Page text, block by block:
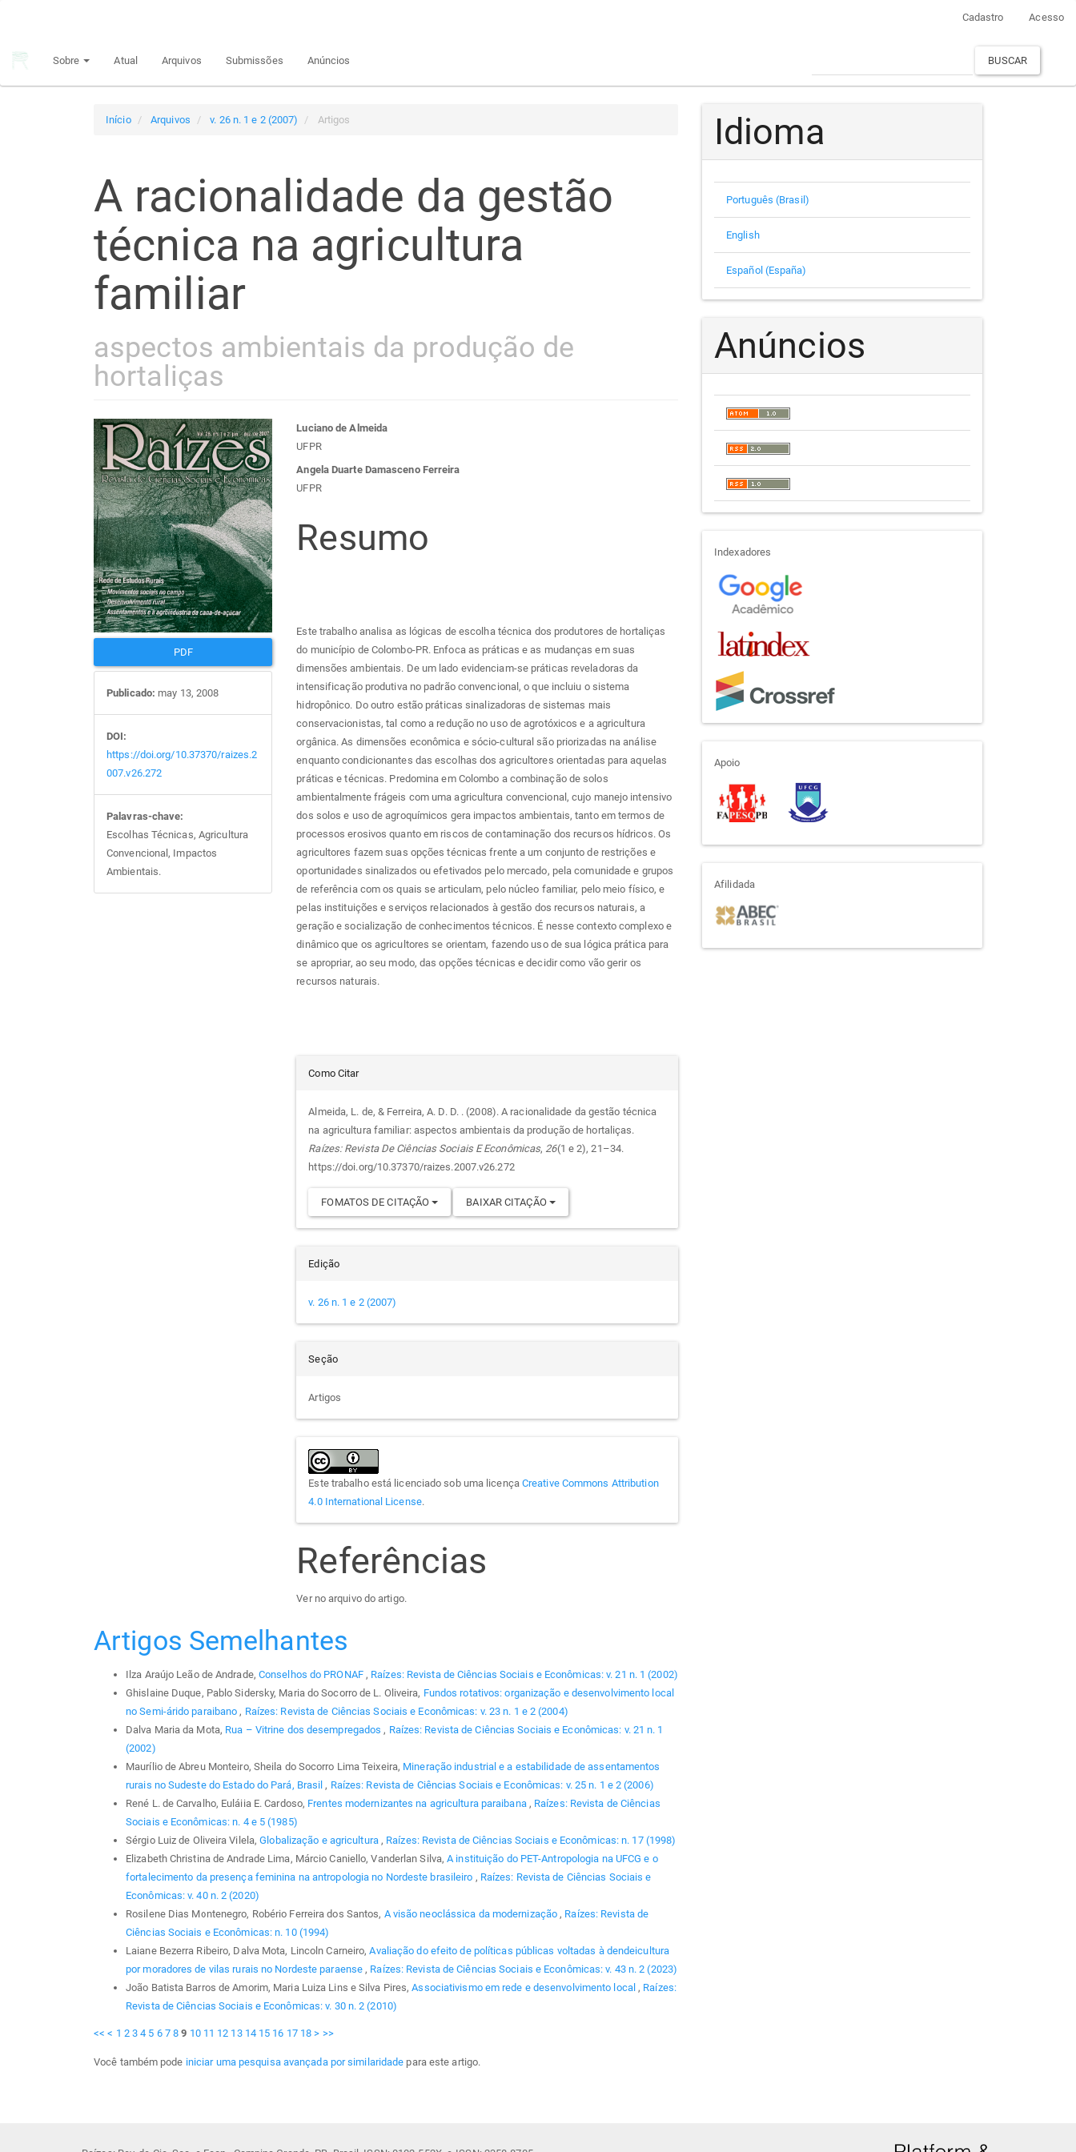
principal
Cadastro Acesso
Sobre Atual Arquivos Submissões Anúncios BUSCAR
Início Arquivos v. 26 n. 1 e 2 (2007) Artigos
A racionalidade da gestão
técnica na agricultura
familiar
aspectos ambientais da produção de
hortaliças
Barra
lateral
de
artigos
PDF
Publicado: may 13, 2008
DOI:
https://doi.org/10.37370/raizes.2
007.v26.272
Palavras-chave:
Escolhas Técnicas, Agricultura
Convencional, Impactos
Ambientais.
Conteúdo
do
artigo
principal
Luciano de Almeida
UFPR
Angela Duarte Damasceno Ferreira
UFPR
Resumo
Este trabalho analisa as lógicas de escolha técnica dos produtores de hortaliças
do município de Colombo-PR. Enfoca as práticas e as mudanças em suas
dimensões ambientais. De um lado evidenciam-se práticas reveladoras da
intensificação produtiva no padrão convencional, o que incluiu o sistema
hidropônico. Do outro estão práticas sinalizadoras de sistemas mais
conservacionistas, tal como a redução no uso de agrotóxicos e a agricultura
orgânica. As dimensões econômica e sócio-cultural são priorizadas na análise
enquanto condicionantes das escolhas dos agricultores orientadas para aquelas
práticas e técnicas. Predomina em Colombo a combinação de solos
ambientalmente frágeis com uma agricultura convencional, cujo manejo intensivo
dos solos e uso de agroquímicos gera impactos ambientais, tanto em termos de
processos erosivos quanto em riscos de contaminação dos recursos hídricos. Os
agricultores fazem suas opções técnicas frente a um conjunto de restrições e
oportunidades sinalizados ou efetivados pelo mercado, pela comunidade e grupos
de referência com os quais se articulam, pelo núcleo familiar, pelo meio físico, e
pelas instituições e serviços relacionados à gestão dos recursos naturais, a
geração e socialização de conhecimentos técnicos. É nesse contexto complexo e
dinâmico que os agricultores se orientam, fazendo uso de sua lógica prática para
se apropriar, ao seu modo, das opções técnicas e decidir como vão gerir os
recursos naturais.
Detalhes
do
artigo
Como Citar
Almeida, L. de, & Ferreira, A. D. D. . (2008). A racionalidade da gestão técnica
na agricultura familiar: aspectos ambientais da produção de hortaliças.
Raízes: Revista De Ciências Sociais E Econômicas, 26(1 e 2), 21–34.
https://doi.org/10.37370/raizes.2007.v26.272
FOMATOS DE CITAÇÃO BAIXAR CITAÇÃO
Edição
v. 26 n. 1 e 2 (2007)
Seção
Artigos
Este trabalho está licenciado sob uma licença Creative Commons Attribution
4.0 International License.
Referências
Ver no arquivo do artigo.
Artigos Semelhantes
Ilza Araújo Leão de Andrade, Conselhos do PRONAF , Raízes: Revista de Ciências Sociais e Econômicas: v. 21 n. 1 (2002)
Ghislaine Duque, Pablo Sidersky, Maria do Socorro de L. Oliveira, Fundos rotativos: organização e desenvolvimento local
no Semi-árido paraibano , Raízes: Revista de Ciências Sociais e Econômicas: v. 23 n. 1 e 2 (2004)
Dalva Maria da Mota, Rua – Vitrine dos desempregados , Raízes: Revista de Ciências Sociais e Econômicas: v. 21 n. 1
(2002)
Maurílio de Abreu Monteiro, Sheila do Socorro Lima Teixeira, Mineração industrial e a estabilidade de assentamentos
rurais no Sudeste do Estado do Pará, Brasil , Raízes: Revista de Ciências Sociais e Econômicas: v. 25 n. 1 e 2 (2006)
René L. de Carvalho, Euláiia E. Cardoso, Frentes modernizantes na agricultura paraibana , Raízes: Revista de Ciências
Sociais e Econômicas: n. 4 e 5 (1985)
Sérgio Luiz de Oliveira Vilela,Globalização e agricultura , Raízes: Revista de Ciências Sociais e Econômicas: n. 17 (1998)
Elizabeth Christina de Andrade Lima, Márcio Caniello, Vanderlan Silva,A instituição do PET-Antropologia na UFCG e o
fortalecimento da presença feminina na antropologia no Nordeste brasileiro , Raízes: Revista de Ciências Sociais e
Econômicas: v. 40 n. 2 (2020)
Rosilene Dias Montenegro, Robério Ferreira dos Santos, A visão neoclássica da modernização , Raízes: Revista de
Ciências Sociais e Econômicas: n. 10 (1994)
Laiane Bezerra Ribeiro, Dalva Mota, Lincoln Carneiro,Avaliação do efeito de políticas públicas voltadas à dendeicultura
por moradores de vilas rurais no Nordeste paraense , Raízes: Revista de Ciências Sociais e Econômicas: v. 43 n. 2 (2023)
João Batista Barros de Amorim, Maria Luiza Lins e Silva Pires,Associativismo em rede e desenvolvimento local , Raízes:
Revista de Ciências Sociais e Econômicas: v. 30 n. 2 (2010)
<< < 1 2 3 4 5 6 7 8 9 10 11 12 13 14 15 16 17 18 > >>
Você também pode iniciar uma pesquisa avançada por similaridade para este artigo.
Idioma
Português (Brasil)
English
Español (España)
Anúncios
indexadores
Indexadores
apoio
Apoio
afiliada
Afilidada